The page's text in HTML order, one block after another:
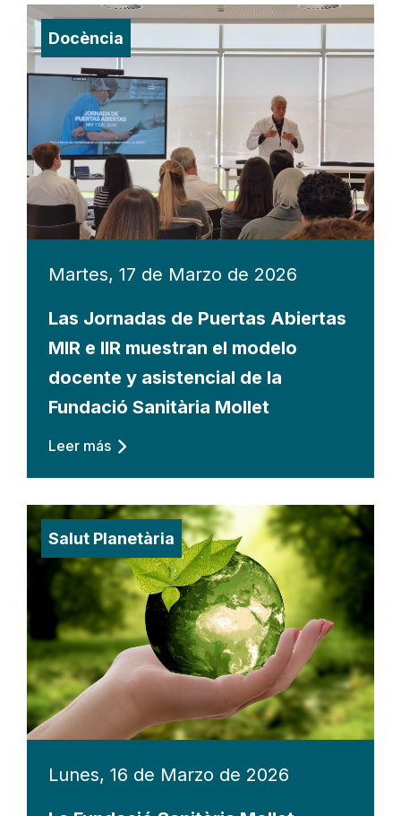
Docència
Martes, 17 de Marzo de 2026
Las Jornadas de Puertas Abiertas
MIR e IIR muestran el modelo
docente y asistencial de la
Fundació Sanitària Mollet
Leer más
Salut Planetària
Lunes, 16 de Marzo de 2026